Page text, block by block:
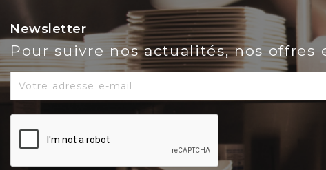
Newsletter
Pour suivre nos actualités, nos